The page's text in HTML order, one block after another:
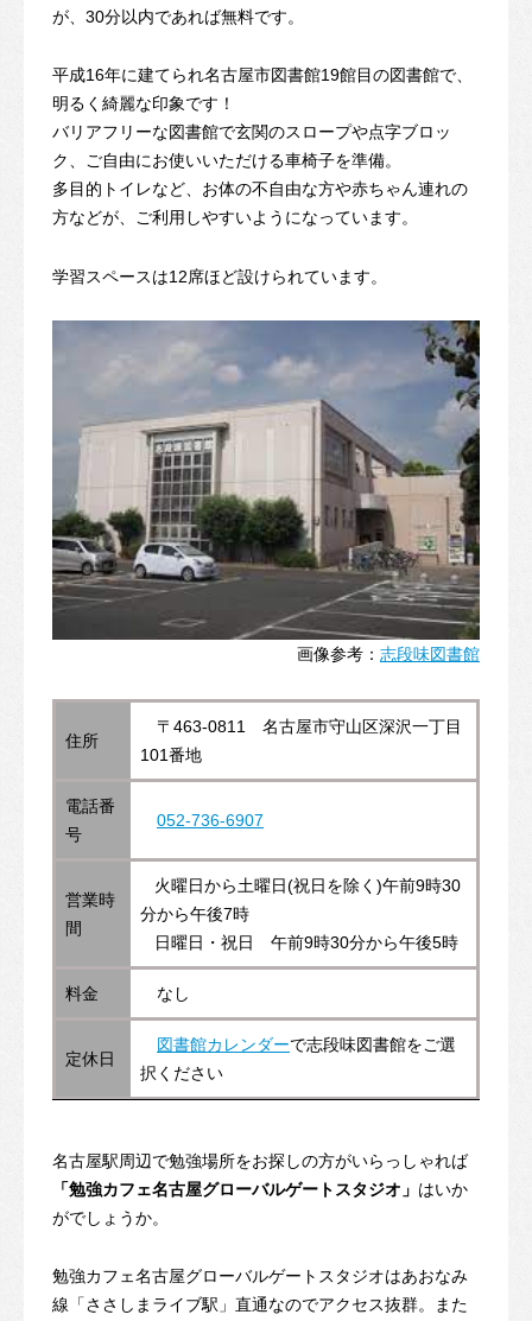
が、30分以内であれば無料です。
平成16年に建てられ名古屋市図書館19館目の図書館で、
明るく綺麗な印象です！
バリアフリーな図書館で玄関のスロープや点字ブロッ
ク、ご自由にお使いいただける車椅子を準備。
多目的トイレなど、お体の不自由な方や赤ちゃん連れの
方などが、ご利用しやすいようになっています。
学習スペースは12席ほど設けられています。
画像参考： 志段味図書館
住所
〒463-0811 名古屋市守山区深沢一丁目
101番地
電話番
号
052-736-6907
営業時
間
火曜日から土曜日(祝日を除く)午前9時30
分から午後7時
日曜日・祝日 午前9時30分から午後5時
料金 なし
定休日
図書館カレンダーで志段味図書館をご選
択ください
名古屋駅周辺で勉強場所をお探しの方がいらっしゃれば
「勉強カフェ名古屋グローバルゲートスタジオ」 はいか
がでしょうか。
勉強カフェ名古屋グローバルゲートスタジオはあおなみ
線「ささしまライブ駅」直通なのでアクセス抜群。また